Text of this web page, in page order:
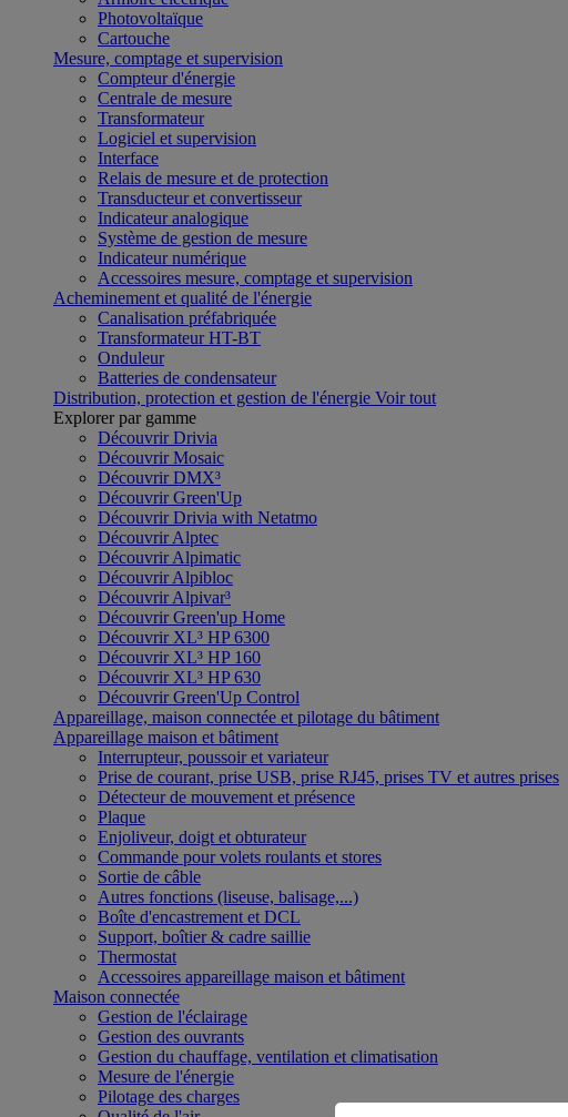
Photovoltaïque
Cartouche
Mesure, comptage et supervision
Compteur d'énergie
Centrale de mesure
Transformateur
Logiciel et supervision
Interface
Relais de mesure et de protection
Transducteur et convertisseur
Indicateur analogique
Système de gestion de mesure
Indicateur numérique
Accessoires mesure, comptage et supervision
Acheminement et qualité de l'énergie
Canalisation préfabriquée
Transformateur HT-BT
Onduleur
Batteries de condensateur
Distribution, protection et gestion de l'énergie Voir tout
Explorer par gamme
Découvrir Drivia
Découvrir Mosaic
Découvrir DMX³
Découvrir Green'Up
Découvrir Drivia with Netatmo
Découvrir Alptec
Découvrir Alpimatic
Découvrir Alpibloc
Découvrir Alpivar³
Découvrir Green'up Home
Découvrir XL³ HP 6300
Découvrir XL³ HP 160
Découvrir XL³ HP 630
Découvrir Green'Up Control
Appareillage, maison connectée et pilotage du bâtiment
Appareillage maison et bâtiment
Interrupteur, poussoir et variateur
Prise de courant, prise USB, prise RJ45, prises TV et autres prises
Détecteur de mouvement et présence
Plaque
Enjoliveur, doigt et obturateur
Commande pour volets roulants et stores
Sortie de câble
Autres fonctions (liseuse, balisage,...)
Boîte d'encastrement et DCL
Support, boîtier & cadre saillie
Thermostat
Accessoires appareillage maison et bâtiment
Maison connectée
Gestion de l'éclairage
Gestion des ouvrants
Gestion du chauffage, ventilation et climatisation
Mesure de l'énergie
Pilotage des charges